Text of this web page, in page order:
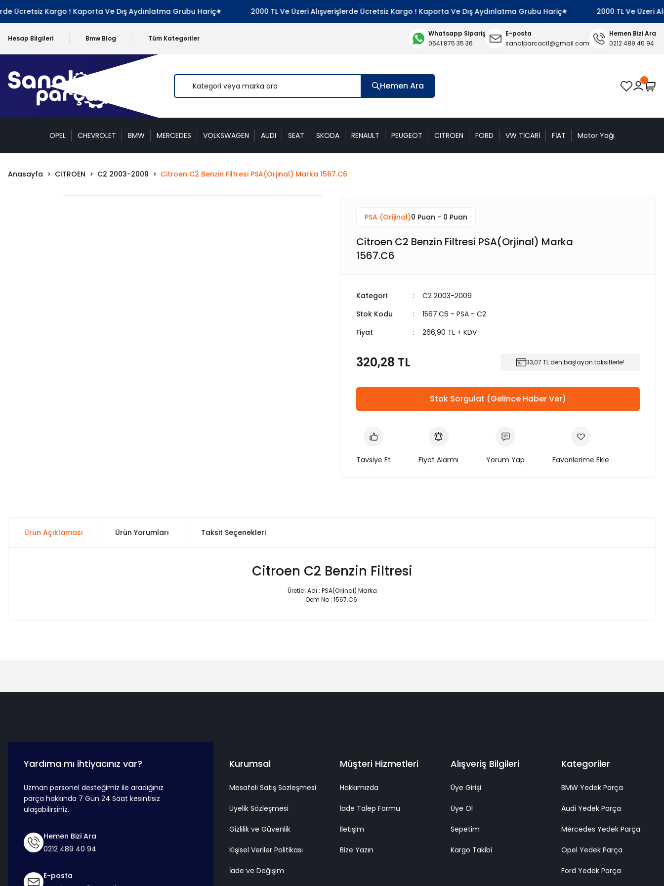
Kargo ! Kaporta Ve Dış Aydınlatma Grubu Hariç 2000 TL Ve Üzeri Alışverişlerde Ücretsiz Kargo ! Kaporta Ve Dış Aydınlatma Grubu Hariç 2000 TL Ve Üzeri
Hesap Bilgileri Bmw Blog Tüm Kategoriler
Whatsapp Sipariş
0541 875 35 36
E-posta
sanalparcaci1@gmail.com
Hemen Bizi Ara
0212 489 40 94
Hemen Ara
OPEL CHEVROLET BMW MERCEDES VOLKSWAGEN AUDI SEAT SKODA RENAULT PEUGEOT CITROEN FORD VW TİCARİ FİAT Motor Yağı
Anasayfa CITROEN C2 2003-2009 Citroen C2 Benzin Filtresi PSA(Orjinal) Marka 1567.C6
PSA (Orijinal)0 Puan - 0 Puan
Citroen C2 Benzin Filtresi PSA(Orjinal) Marka
1567.C6
Kategori
C2 2003-2009
Stok Kodu
1567.C6 - PSA - C2
Fiyat
266,90 TL + KDV
320,28 TL 33,07 TL den başlayan taksitlerle!
Stok Sorgulat (Gelince Haber Ver)
Tavsiye Et Fiyat Alarmı Yorum Yap
Ürün Açıklaması Ürün Yorumları Taksit Seçenekleri
Citroen C2 Benzin Filtresi
Üretici Adı : PSA(Orjinal) Marka
Oem No : 1567.C6
Yardıma mı ihtiyacınız var?
Uzman personel desteğimiz ile aradığınız
parça hakkında 7 Gün 24 Saat kesintisiz
ulaşabilirsiniz.
Hemen Bizi Ara
0212 489 40 94
E-posta
Kurumsal
Mesafeli Satış Sözleşmesi
Üyelik Sözleşmesi
Gizlilik ve Güvenlik
Kişisel Veriler Politikası
İade ve Değişim
Müşteri Hizmetleri
Hakkımızda
İade Talep Formu
İletişim
Bize Yazın
Alışveriş Bilgileri
Üye Girişi
Üye Ol
Sepetim
Kargo Takibi
Kategoriler
BMW Yedek Parça
Audi Yedek Parça
Mercedes Yedek Parça
Opel Yedek Parça
Ford Yedek Parça